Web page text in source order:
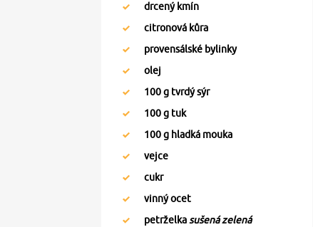
drcený kmín
citronová kůra
provensálské bylinky
olej
100g tvrdý sýr
100g tuk
100g hladká mouka
vejce
cukr
vinný ocet
petrželka sušená zelená